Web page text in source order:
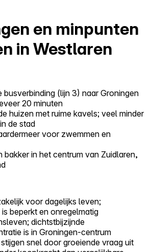
en minpunten
in Westlaren
busverbinding (lijn 3) naar Groningen
20 minuten
huizen met ruime kavels; veel minder
de stad
voor zwemmen en
bakker in het centrum van Zuidlaren,
voor dagelijks leven;
beperkt en onregelmatig
dichtstbijzijnde
is in Groningen-centrum
snel door groeiende vraag uit